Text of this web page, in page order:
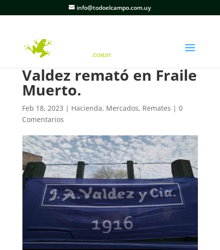
info@todoelcampo.com.uy
Valdez remató en Fraile
Muerto.
Feb 18, 2023 | Hacienda, Mercados, Remates | 0
Comentarios